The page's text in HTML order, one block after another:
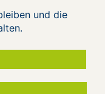
und die